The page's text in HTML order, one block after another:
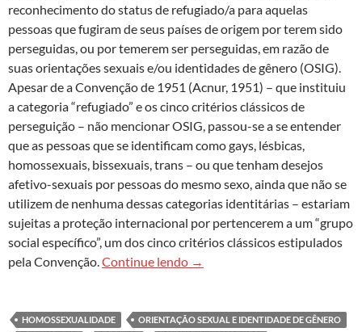
reconhecimento do status de refugiado/a para aquelas
pessoas que fugiram de seus países de origem por terem sido
perseguidas, ou por temerem ser perseguidas, em razão de
suas orientações sexuais e/ou identidades de gênero (OSIG).
Apesar de a Convenção de 1951 (Acnur, 1951) – que instituiu
a categoria “refugiado” e os cinco critérios clássicos de
perseguição – não mencionar OSIG, passou-se a se entender
que as pessoas que se identificam como gays, lésbicas,
homossexuais, bissexuais, trans – ou que tenham desejos
afetivo-sexuais por pessoas do mesmo sexo, ainda que não se
utilizem de nenhuma dessas categorias identitárias – estariam
sujeitas a proteção internacional por pertencerem a um “grupo
social específico”, um dos cinco critérios clássicos estipulados
pela Convenção.Continue lendo O refúgio por motivos de
→
HOMOSSEXUALIDADE
ORIENTAÇÃO SEXUAL E IDENTIDADE DE GÊNERO